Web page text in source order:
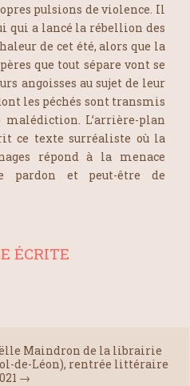
pulsions de violence. Il
qui a lancé la rébellion des
de cet été, alors que la
que tout sépare vont se
angoisses au sujet de leur
les péchés sont transmis
L’arrière-plan
ce texte surréaliste où la
répond à la menace
pardon et peut-être de
ÉCRITE
Maindron de la librairie
de-Léon), rentrée littéraire
→